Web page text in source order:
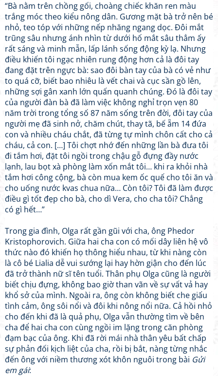
“Bà nằm trên chồng gối, choàng chiếc khăn ren màu
trắng móc theo kiểu nông dân. Gương mặt bà trở nên bé
nhỏ, teo tóp với những nếp nhăng ngang dọc. Đôi mắt
trũng sâu nhưng ánh nhìn từ dưới hố mắt sâu thẳm ấy
rất sáng và minh mẫn, lấp lánh sống động kỳ lạ. Nhưng
điều khiến tôi ngạc nhiên rung động hơn cả là đôi tay
đang đặt trên ngực bà: sao đôi bàn tay của bà có vẻ như
to quá cỡ, biết bao nhiêu là vết chai và cục sần gồ lên,
những sợi gân xanh lớn quấn quanh chúng. Đó là đôi tay
của người đàn bà đã làm việc không nghỉ trọn vẹn 80
năm trời trong tổng số 87 năm sống trên đời, đôi tay của
người mẹ đã sinh nở, chăm chút, thay tã, bế ẵm 14 đứa
con và nhiều cháu chắt, đã từng tự mình chôn cất cho cả
cháu, cả con. […] Tôi chợt nhớ đến những lần bà đưa tôi
đi tắm hơi, đặt tôi ngồi trong chậu gỗ đựng đầy nước
lạnh, lau bọt xà phòng làm xốn mắt tôi… khi ra khỏi nhà
tắm hơi công cộng, bà còn mua kem ốc quế cho tôi ăn và
cho uống nước kvas chua nữa… Còn tôi? Tôi đã làm được
điều gì tốt đẹp cho bà, cho dì Vera, cho cha tôi? Chẳng
có gì hết…”
Trong gia đình, Olga rất gần gũi với cha, ông Phedor
Kristophorovich. Giữa hai cha con có mối dây liên hệ vô
thức nào đó khiến họ thông hiểu nhau, từ khi nàng còn
là cô bé Lialia dễ vui sướng lại hay hờn giận cho đến lúc
đã trở thành nữ sĩ tên tuổi. Thân phụ Olga cũng là người
biết chịu đựng, không bao giờ than vãn về sự vất vả hay
khổ sở của mình. Ngoài ra, ông còn không biết che giấu
tình cảm, ông sôi nổi và đôi khi nông nổi nữa. Cả hồi nhỏ
cho đến khi đã là quả phụ, Olga vẫn thường tìm về bên
cha để hai cha con cùng ngồi im lặng trong căn phòng
đạm bạc của ông. Khi đã rời mái nhà thân yêu bất chấp
sự phản đối kịch liệt của cha, rồi bị bắt, nàng từng nhắc
đến ông với niềm thương xót khôn nguôi trong bài Gửi
em gái: